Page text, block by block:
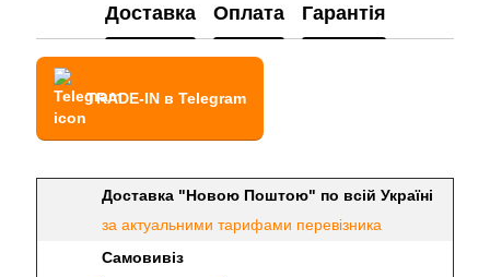
Доставка Оплата Гарантія
TRADE-IN в Telegram
Доставка "Новою Поштою" по всій Україні
за актуальними тарифами перевізника
Самовивіз